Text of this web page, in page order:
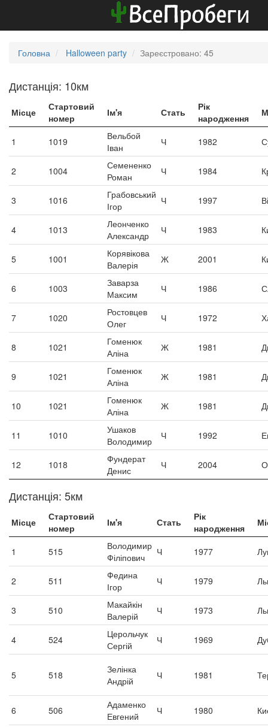
Головна Halloween party Зареєстровано: 45
Дистанція: 10км
Місце
Стартовий
номер
Ім'я Стать
Рік
народження
1 1019
Вельбой
Іван
Ч 1982
2 1004
Семененко
Роман
Ч 1984
3 1016
Грабовський
Ігор
Ч 1997
4 1013
Леонченко
Александр
Ч 1983
5 1001
Корявікова
Валерія
Ж 2001
6 1003
Заварза
Максим
Ч 1986
7 1020
Ростовцев
Олег
Ч 1972
8 1021
Гоменюк
Аліна
Ж 1981
9 1021
Гоменюк
Аліна
Ж 1981
10 1021
Гоменюк
Аліна
Ж 1981
11 1010
Ушаков
Володимир
Ч 1992
12 1018
Фундерат
Денис
Ч 2004
Дистанція: 5км
Місце
Стартовий
номер
Ім'я Стать
Рік
народження
1 515
Володимир
Філіпович
Ч 1977
2 511
Федина
Ігор
Ч 1979
3 510
Макайкін
Валерій
Ч 1973
4 524
Церольчук
Сергій
Ч 1969
5 518
Зелінка
Андрій
Ч 1981
6 506
Адаменко
Евгений
Ч 1980